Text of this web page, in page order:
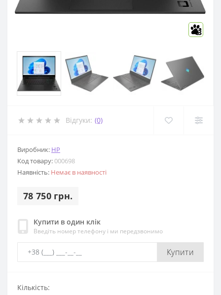
3
Відгуки: (0)
Виробник: HP
Код товару:000698
Наявність: Немає в наявності
78 750 грн.
Купити в один клік
Введіть номер телефону і ми передзвонимо
Купити
Кількість: